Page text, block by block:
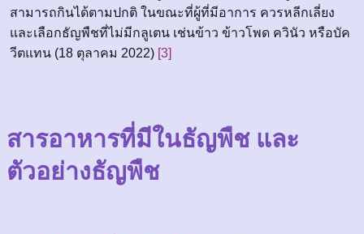
สามารถกินได้ตามปกติ ในขณะที่ผู้ที่มีอาการ ควรหลีกเลี่ยง
และเลือกธัญพืชที่ไม่มีกลูเตน เช่นข้าว ข้าวโพด ควินัว หรือบัค
วีตแทน (18 ตุลาคม 2022) [3]
สารอาหารที่มีในธัญพืช และ
ตัวอย่างธัญพืช